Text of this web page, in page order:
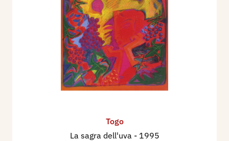
Togo
La sagra dell'uva - 1995